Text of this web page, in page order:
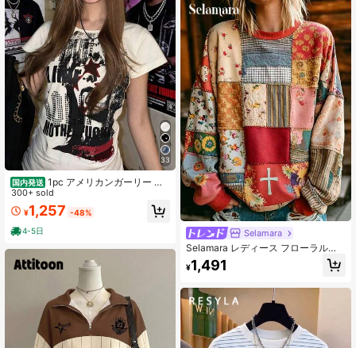
33
国内発送 1pc アメリカンガーリー オ
リジナルTシャツ オールオーバー柄
ピクセルアニメ ドット拼色 長袖フィ
ット インスタ映え
300+ sold
¥1,257 -48%
4-5日
Selamara
Selamara レディース フローラル柄
カジュアル 万能 デイリーウェア 長
袖スウェットシャツ
¥1,491